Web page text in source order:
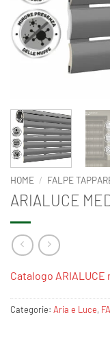
HOME / FALPE
ARIALUCE
Catalogo
Categorie: Aria e Luce,